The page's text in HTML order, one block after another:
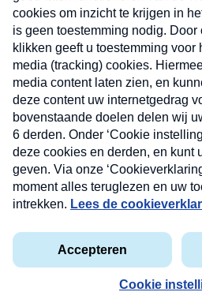
Privacyverklaring
Kwetsbaarheid melden
Copyright © 2026 MAX Vandaag -
Nieuwsbrief
Neem hier een gratis
nieuwsbrief. Elke vrijdag- en